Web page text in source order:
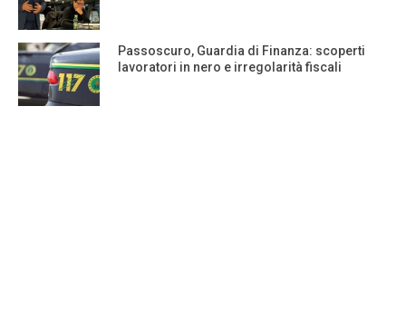
Passoscuro, Guardia di Finanza: scoperti
lavoratori in nero e irregolarità fiscali